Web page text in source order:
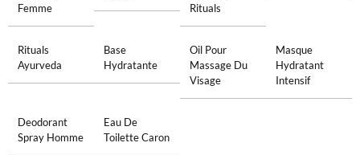
Femme
Rituals
Rituals
Ayurveda
Base
Hydratante
Oil Pour
Massage Du
Visage
Masque
Hydratant
Intensif
Deodorant
Spray Homme
Eau De
Toilette Caron